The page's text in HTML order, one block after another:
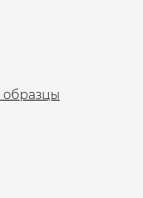
образцы